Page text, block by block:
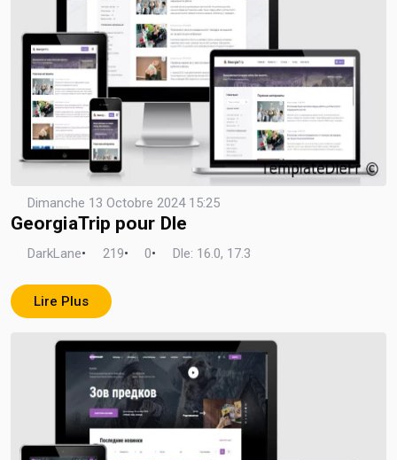
Dimanche 13 Octobre 2024 15:25
GeorgiaTrip pour Dle
DarkLane• 219• 0• Dle: 16.0, 17.3
Lire Plus